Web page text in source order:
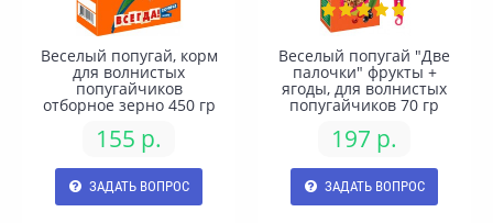
Веселый попугай, корм
для волнистых
попугайчиков
отборное зерно 450 гр
155 р.
ЗАДАТЬ ВОПРОС
Веселый попугай "Две
палочки" фрукты +
ягоды, для волнистых
попугайчиков 70 гр
197 р.
ЗАДАТЬ ВОПРОС